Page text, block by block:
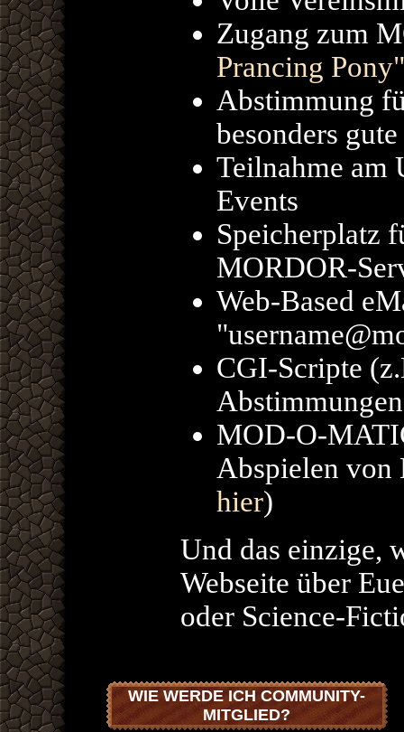
Zugang zum
Prancing Pony"
Abstimmung
besonders
Teilnahme am
Events
Speicherplatz
MORDOR-
Web-Based
CGI-Scripte
MOD-O-
Abspielen
hier)
Und das einzige,
Webseite über
oder Science-
WIE WERDE ICH COMMUNITY-
MITGLIED?